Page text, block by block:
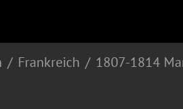
Frankreich 1807-1814